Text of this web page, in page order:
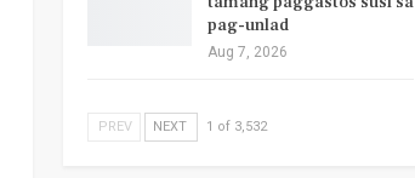
pag-unlad
Aug 7, 2026
PREV NEXT 1 of 3,532